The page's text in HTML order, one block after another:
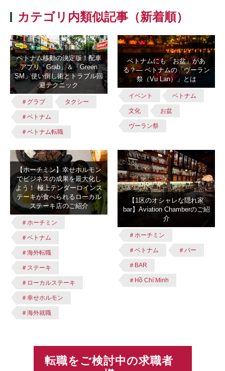
カテゴリ内類似記事（新着順）
ベトナム移動の決定版！配車
アプリ「Grab」＆「Green
SM」使い倒し術とトラブル回
避テクニック
＃グラブ タクシー
＃ベトナム
＃ベトナム転職
ベトナムにも「お盆」があ
る？― ベトナムの「ヴーラン
祭（Vu Lan）」とは
イベント ベトナム
文化 お盆
ヴーラン祭
【ホーチミン】幸せホルモン
でビジネスの成果を最大化し
よう！ 極上テンダーロインス
テーキが食べられるローカル
ステーキ店のご紹介
＃ホーチミン
＃ベトナム
＃海外転職
＃ステーキ
＃ローカルステーキ
＃幸せホルモン
＃海外就職
【1区のオシャレな隠れ家
bar】Aviation Chamberのご紹
介
＃ホーチミン
＃ベトナム ＃バー
＃BAR
＃Hồ Chí Minh
転職をご検討中の求職者